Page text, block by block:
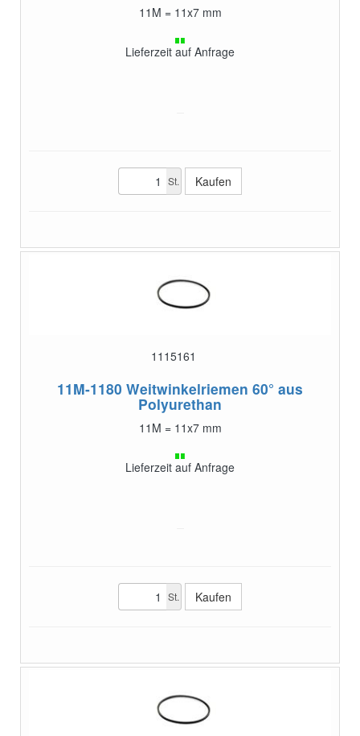
11M = 11x7 mm
Lieferzeit auf Anfrage
St.
1115161
11M-1180 Weitwinkelriemen 60° aus
Polyurethan
11M = 11x7 mm
Lieferzeit auf Anfrage
St.